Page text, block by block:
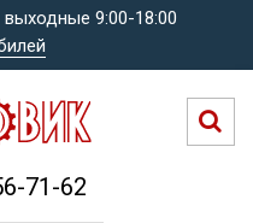
9:00-18:00
71-62